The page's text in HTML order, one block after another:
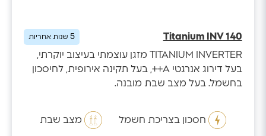
Titanium INV 140
5שנות אחריות
TITANIUM INVERTER מזגן עוצמתי בעיצוב יוקרתי,
בעל דירוג אנרגטי A++, בעל תקינה אירופית, לחיסכון
בחשמל. בעל מצב שבת מובנה.
חסכון בצריכת חשמל מצב שבת